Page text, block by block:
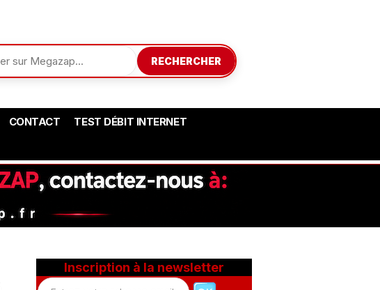
RECHERCHER
CONTACT TEST DÉBIT INTERNET
Inscription à la newsletter